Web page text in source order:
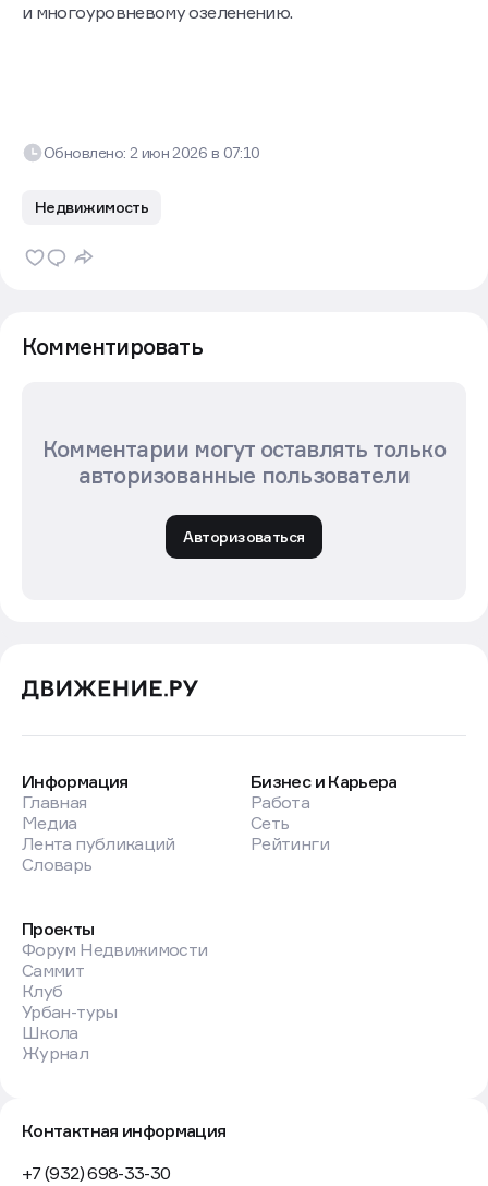
и многоуровневому озеленению.
Обновлено: 2 июн 2026 в 07:10
Недвижимость
Комментировать
Комментарии могут оставлять только
авторизованные пользователи
Авторизоваться
Информация
Главная
Медиа
Лента публикаций
Словарь
Бизнес и Карьера
Работа
Сеть
Рейтинги
Проекты
Форум Недвижимости
Саммит
Клуб
Урбан-туры
Школа
Журнал
Контактная информация
+7 (932) 698-33-30